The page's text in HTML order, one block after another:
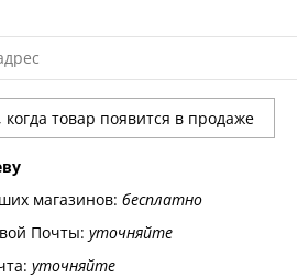
магазинов: бесплатно
Почты: уточняйте
уточняйте